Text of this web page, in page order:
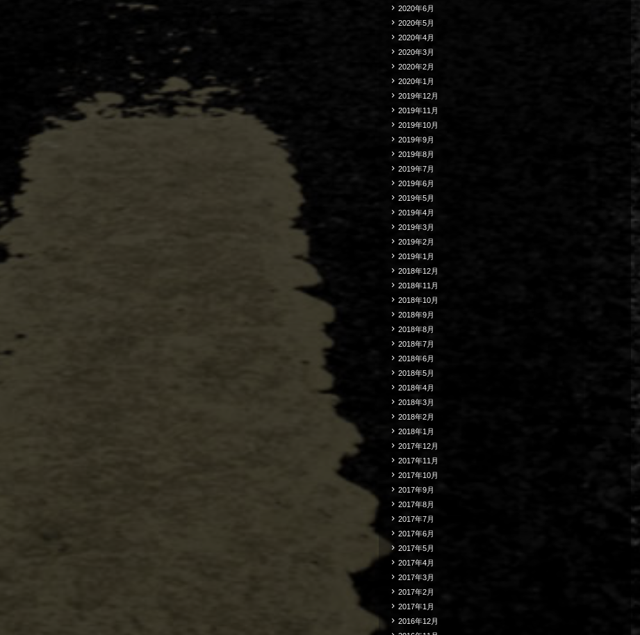
2020年6月
2020年5月
2020年4月
2020年3月
2020年2月
2020年1月
2019年12月
2019年11月
2019年10月
2019年9月
2019年8月
2019年7月
2019年6月
2019年5月
2019年4月
2019年3月
2019年2月
2019年1月
2018年12月
2018年11月
2018年10月
2018年9月
2018年8月
2018年7月
2018年6月
2018年5月
2018年4月
2018年3月
2018年2月
2018年1月
2017年12月
2017年11月
2017年10月
2017年9月
2017年8月
2017年7月
2017年6月
2017年5月
2017年4月
2017年3月
2017年2月
2017年1月
2016年12月